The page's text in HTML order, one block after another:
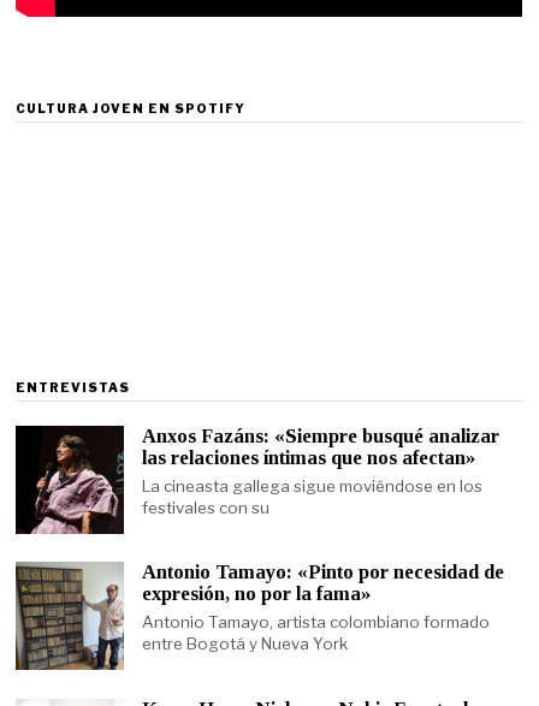
CULTURA JOVEN EN SPOTIFY
ENTREVISTAS
Anxos Fazáns: «Siempre busqué analizar
las relaciones íntimas que nos afectan»
La cineasta gallega sigue moviéndose en los
festivales con su
Antonio Tamayo: «Pinto por necesidad de
expresión, no por la fama»
Antonio Tamayo, artista colombiano formado
entre Bogotá y Nueva York